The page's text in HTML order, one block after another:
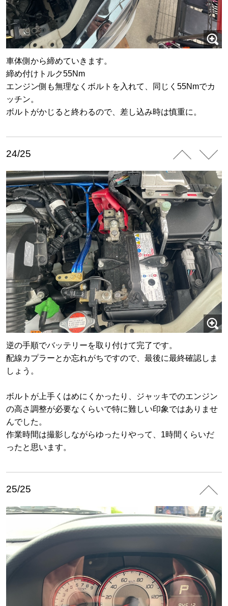
車体側から締めていきます。
締め付けトルク55Nm
エンジン側も無理なくボルトを入れて、同じく55Nmでカ
ッチン。
ボルトがかじると終わるので、差し込み時は慎重に。
24/25
逆の手順でバッテリーを取り付けて完了です。
配線カプラーとか忘れがちですので、最後に最終確認しま
しょう。
ボルトが上手くはめにくかったり、ジャッキでのエンジン
の高さ調整が必要なくらいで特に難しい印象ではありませ
んでした。
作業時間は撮影しながらゆったりやって、1時間くらいだ
ったと思います。
25/25